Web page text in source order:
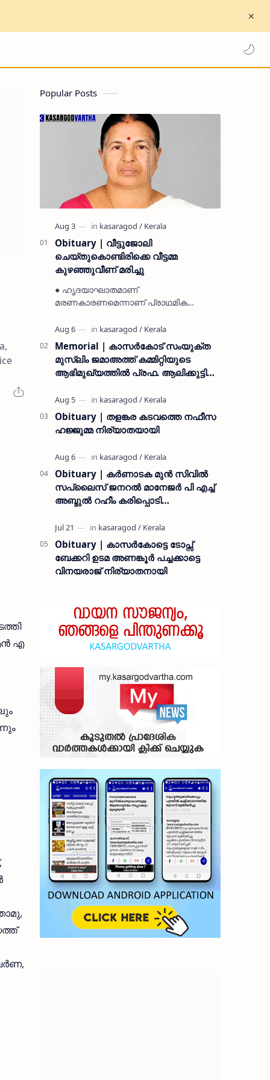
എ
Popular Posts
Obituary | വീട്ടുജോലി
ചെയ്തുകൊണ്ടിരിക്കെ വീട്ടമ്മ
കുഴഞ്ഞുവീണ് മരിച്ചു
● ഹൃദയാഘാതമാണ്
മരണകാരണമെന്നാണ് പ്രാഥമിക
കമ്യൂണിസ്റ്റ് പ്രവർത്തകരായ
രാമൻ്റെയും ചിരുതേയിയുടെയും
മകളാണ് ● വിവരമറിഞ്ഞ് ജനപ്ര…
Memorial | കാസർകോട് സംയുക്ത
മുസ്ലിം ജമാഅത്ത് കമ്മിറ്റിയുടെ
ആഭിമുഖ്യത്തിൽ പ്രഫ. ആലിക്കുട്ടി
Obituary | തളങ്കര കടവത്തെ നഫീസ
ഹജ്ജുമ്മ നിര്യാതയായി
Obituary | കർണാടക മുൻ സിവില്‍
സപ്ലൈസ് ജനറൽ മാനേജർ പി എച്ച്
അബ്ദുൽ റഹീം കരിപ്പൊടി
Obituary | കാസർകോട്ടെ ടോപ്സ്
ബേക്കറി ഉടമ അണങ്കൂർ പച്ചക്കാട്ടെ
വിനയരാജ് നിര്യാതനായി